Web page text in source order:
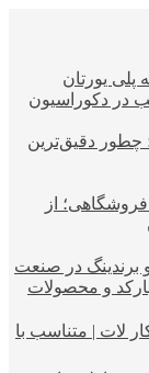
پلی یورتان
در دکوراسیون
چطور دقیق‌ترین
از
برندینگ در صنعت
و محصولات
لات | متناسب با